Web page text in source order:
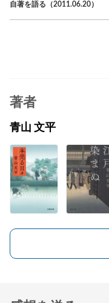
自著を語る（2011.06.20）
著者
青山 文平